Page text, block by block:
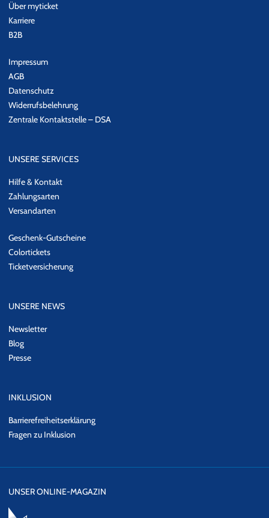
Über myticket
Karriere
B2B
Impressum
AGB
Datenschutz
Widerrufsbelehrung
Zentrale Kontaktstelle – DSA
UNSERE SERVICES
Hilfe & Kontakt
Zahlungsarten
Versandarten
Geschenk-Gutscheine
Colortickets
Ticketversicherung
UNSERE NEWS
Newsletter
Blog
Presse
INKLUSION
Barrierefreiheitserklärung
Fragen zu Inklusion
UNSER ONLINE-MAGAZIN